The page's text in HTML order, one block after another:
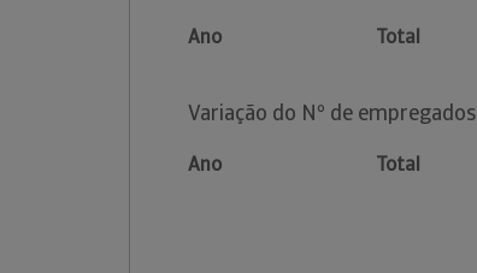
Ano Total
Variação do Nº de empregados
Ano Total